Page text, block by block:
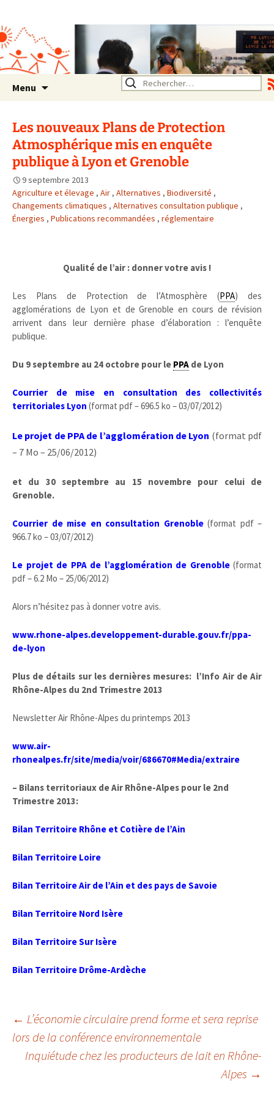
Rhône Alpes
Un environnement sain pour
la santé de tous
Menu Rechercher :
Les nouveaux Plans de Protection
Atmosphérique mis en enquête
publique à Lyon et Grenoble
9 septembre 2013
Agriculture et élevage , Air , Alternatives , Biodiversité ,
Changements climatiques , Alternatives consultation publique ,
Énergies , Publications recommandées , réglementaire
Qualité de l’air : donner votre avis !
Les Plans de Protection de l’Atmosphère (PPA) des
agglomérations de Lyon et de Grenoble en cours de révision
arrivent dans leur dernière phase d’élaboration : l’enquête
publique.
Du 9 septembre au 24 octobre pour le PPA de Lyon
Courrier de mise en consultation des collectivités
territoriales Lyon (format pdf – 696.5 ko – 03/07/2012)
Le projet de PPA de l’agglomération de Lyon (format pdf
– 7 Mo – 25/06/2012)
et du 30 septembre au 15 novembre pour celui de
Grenoble.
Courrier de mise en consultation Grenoble(format pdf –
966.7 ko – 03/07/2012)
Le projet de PPA de l’agglomération de Grenoble(format
pdf – 6.2 Mo – 25/06/2012)
Alors n’hésitez pas à donner votre avis.
www.rhone-alpes.developpement-durable.gouv.fr/ppa-
de-lyon
Plus de détails sur les dernières mesures: l’Info Air de Air
Rhône-Alpes du 2nd Trimestre 2013
Newsletter Air Rhône-Alpes du printemps 2013
www.air-
rhonealpes.fr/site/media/voir/686670#Media/extraire
– Bilans territoriaux de Air Rhône-Alpes pour le 2nd
Trimestre 2013:
Bilan Territoire Rhône et Cotière de l’Ain
Bilan Territoire Loire
Bilan Territoire Air de l’Ain et des pays de Savoie
Bilan Territoire Nord Isère
Bilan Territoire Sur Isère
Bilan Territoire Drôme-Ardèche
Navigation
des
← L’économie circulaire prend forme et sera reprise
lors de la conférence environnementale
Inquiétude chez les producteurs de lait en Rhône-
Alpes →